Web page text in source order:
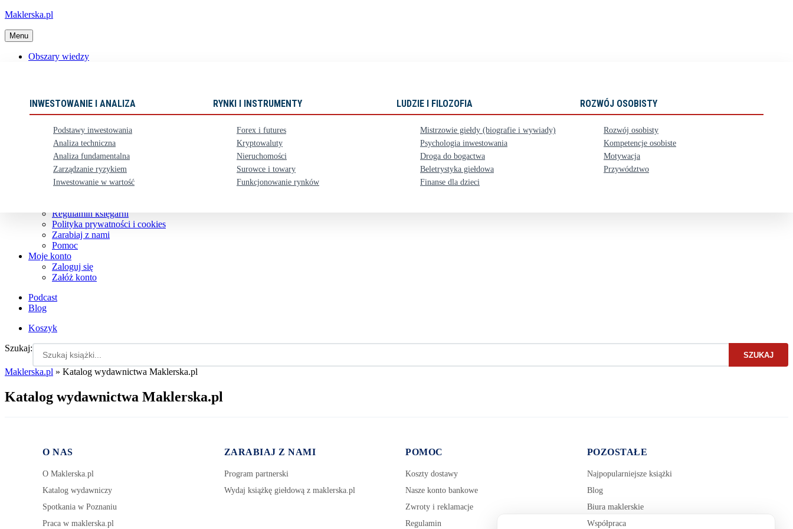
Maklerska.pl
Menu
Obszary wiedzy
INWESTOWANIE I ANALIZA
Podstawy inwestowania
Analiza techniczna
Analiza fundamentalna
Zarządzanie ryzykiem
Inwestowanie w wartość
RYNKI I INSTRUMENTY
Forex i futures
Kryptowaluty
Nieruchomości
Surowce i towary
Funkcjonowanie rynków
LUDZIE I FILOZOFIA
Mistrzowie giełdy (biografie i wywiady)
Psychologia inwestowania
Droga do bogactwa
Beletrystyka giełdowa
Finanse dla dzieci
ROZWÓJ OSOBISTY
Rozwój osobisty
Kompetencje osobiste
Motywacja
Przywództwo
Ebooki
Karty upominkowe
⏳ Zapowiedzi
Obsługa klienta
Koszty dostawy
Nasze konto bankowe
Regulamin księgarni
Polityka prywatności i cookies
Zarabiaj z nami
Pomoc
Moje konto
Zaloguj się
Załóż konto
Podcast
Blog
Koszyk
Szukaj:
SZUKAJ
Maklerska.pl » Katalog wydawnictwa Maklerska.pl
Katalog wydawnictwa Maklerska.pl
O NAS
O Maklerska.pl
Katalog wydawniczy
Spotkania w Poznaniu
Praca w maklerska.pl
ZARABIAJ Z NAMI
Program partnerski
Wydaj książkę giełdową z maklerska.pl
POMOC
Koszty dostawy
Nasze konto bankowe
Zwroty i reklamacje
Regulamin
POZOSTAŁE
Najpopularniejsze książki
Blog
Biura maklerskie
Współpraca